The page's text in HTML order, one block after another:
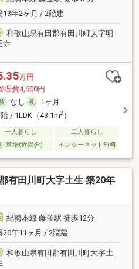
13年2ヶ月 / 2階建
和歌山県有田郡有田川町大字明
寺
万円
理費4,600円
なし
1ヶ月
/ 1LDK（43.1m2）
一人暮らし
二人暮らし
駐車場(近隣含) インターネット無料
有田川町大字土生 築20年
紀勢本線 藤並駅 徒歩12分
20年11ヶ月 / 2階建
和歌山県有田郡有田川町大字土